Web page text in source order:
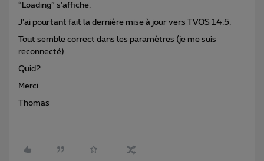
“Loading” s’affiche.
J’ai pourtant fait la dernière mise à jour vers TVOS 14.5.
Tout semble correct dans les paramètres (je me suis
reconnecté).
Quid?
Merci
Thomas